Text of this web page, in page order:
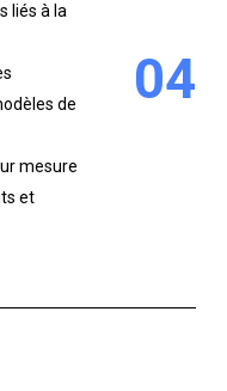
liés à la
de
mesure
et
04